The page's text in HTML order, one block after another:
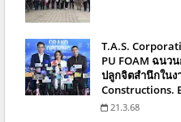
T.A.S.
PU FOAM ฉนว
ปลูกจิตสำนึกในง
Constructions.
21.3.68